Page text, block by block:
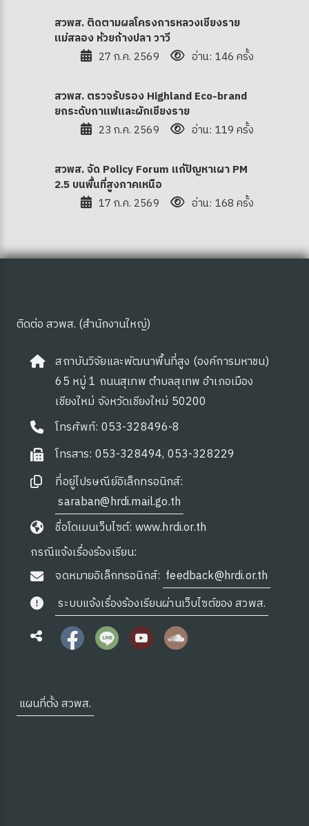
สวพส. ติดตามผลโครงการหลวงเชียงราย
แม่สลอง ห้วยก้างปลา วาวี
27 ก.ค. 2569
อ่าน: 146 ครั้ง
สวพส. ตรวจรับรอง Highland Eco-brand
ยกระดับกาแฟและผักเชียงราย
23 ก.ค. 2569
อ่าน: 119 ครั้ง
สวพส. จัด Policy Forum แก้ปัญหาเผา PM
2.5 บนพื้นที่สูงภาคเหนือ
17 ก.ค. 2569
อ่าน: 168 ครั้ง
ติดต่อ สวพส. (สำนักงานใหญ่)
สถาบันวิจัยและพัฒนาพื้นที่สูง (องค์การมหาชน)
65 หมู่ 1 ถนนสุเทพ ตำบลสุเทพ อำเภอเมือง
เชียงใหม่ จังหวัดเชียงใหม่ 50200
โทรศัพท์: 053-328496-8
โทรสาร: 053-328494, 053-328229
ที่อยู่ไปรษณีย์อิเล็กทรอนิกส์:
saraban@hrdi.mail.go.th
ชื่อโดเมนเว็บไซต์: www.hrdi.or.th
กรณีแจ้งเรื่องร้องเรียน:
จดหมายอิเล็กทรอนิกส์: feedback@hrdi.or.th
ระบบแจ้งเรื่องร้องเรียนผ่านเว็บไซต์ของ สวพส.
แผนที่ตั้ง สวพส.